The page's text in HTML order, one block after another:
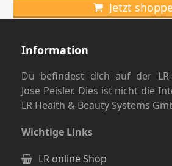
Jetzt
Information
Du befindest dich auf der
Jose Peisler. Dies ist nicht die
LR Health & Beauty Systems
Wichtige Links
LR online Shop